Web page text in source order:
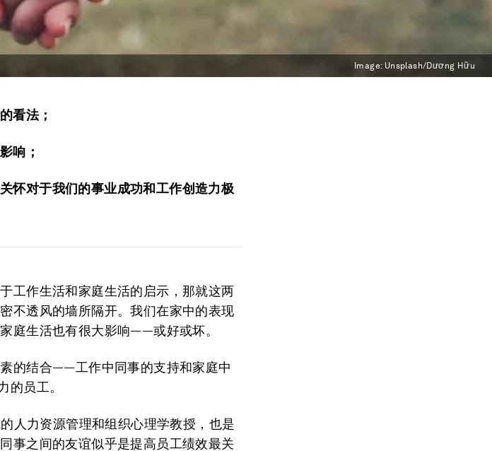
Image: Unsplash/Dương Hữu
看法；
响；
怀对于我们的事业成功和工作创造力极
工作生活和家庭生活的启示，那就这两
不透风的墙所隔开。我们在家中的表现
庭生活也有很大影响——或好或坏。
的结合——工作中同事的支持和家庭中
员工。
人力资源管理和组织心理学教授，也是
事之间的友谊似乎是提高员工绩效最关